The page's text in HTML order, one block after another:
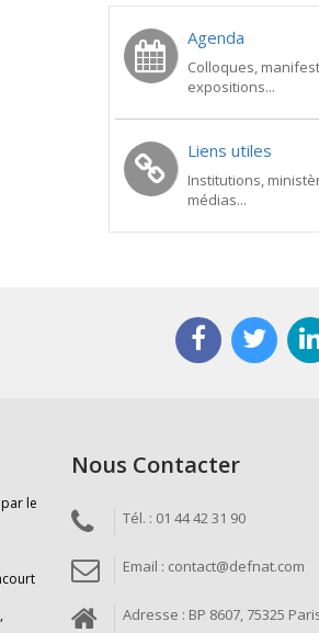
Agenda
Colloques,
expositions...
Liens utiles
Institutions,
médias...
le
Nous Contacter
Tél. : 01 44 42 31 90
Email : contact@defnat.com
Adresse : BP 8607, 75325